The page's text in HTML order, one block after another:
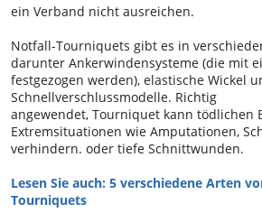
ein Verband nicht ausreichen.
Notfall-Tourniquets gibt es in
darunter Ankerwindensysteme (die mit
festgezogen werden), elastische Wickel
Schnellverschlussmodelle. Richtig
angewendet, Tourniquet kann tödlichen
Extremsituationen wie Amputationen,
verhindern. oder tiefe Schnittwunden.
Lesen Sie auch: 5 verschiedene Arten
Tourniquets